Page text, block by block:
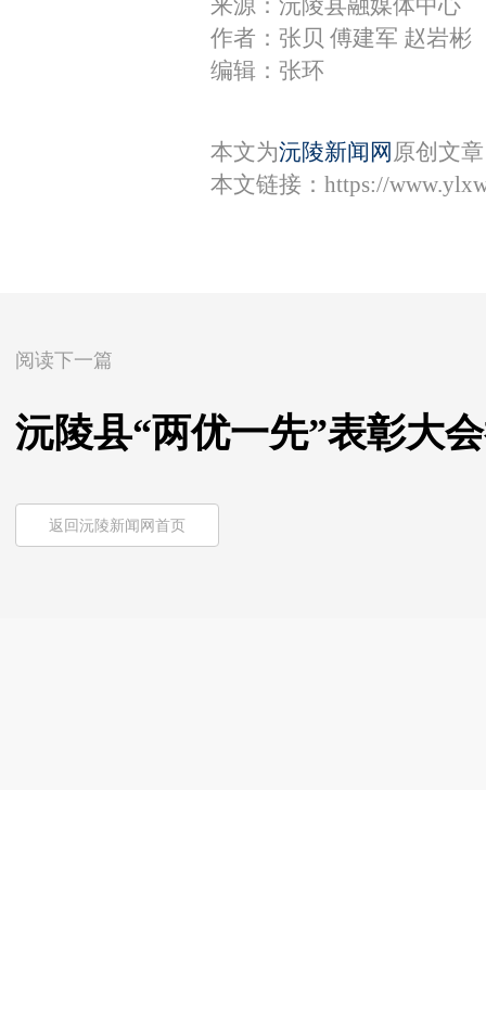
来源：沅陵县融媒体中心
作者：张贝 傅建军 赵岩彬
编辑：张环
本文为沅陵新闻网 原创文
本文链接： https://
阅读下一篇
沅陵县“两优一先”表彰大
返回沅陵新闻网首页